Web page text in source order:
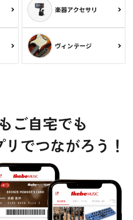
楽器アクセサリ
ヴィンテージ